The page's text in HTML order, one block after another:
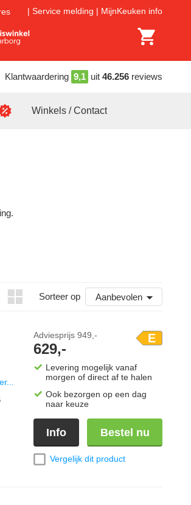
Service melding MijnKeuken info
Klantwaardering 9,1 uit 46.256 reviews
Winkels / Contact
Sorteer op Aanbevolen
E
Adviesprijs 949,-
629,-
Levering mogelijk vanaf
morgen of direct af te halen
Ook bezorgen op een dag
naar keuze
Info Bestel nu
Vergelijk dit product